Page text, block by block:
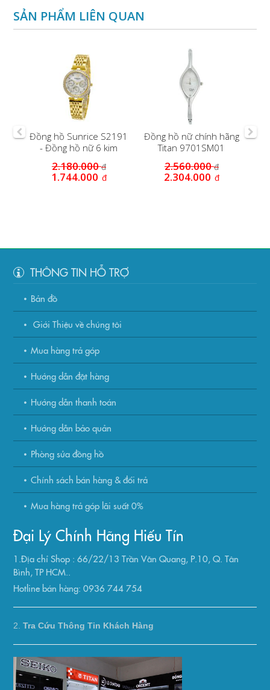
SẢN PHẨM LIÊN QUAN
Đồng hồ Sunrice S2191
- Đồng hồ nữ 6 kim
2.180.000đ
1.744.000 đ
Đồng hồ nữ chính hãng
Titan 9701SM01
2.560.000đ
2.304.000 đ
THÔNG TIN HỖ TRỢ
Bản đồ
Giới Thiệu về chúng tôi
Mua hàng trả góp
Hướng dẫn đặt hàng
Hướng dẫn thanh toán
Hướng dẫn bảo quản
Phòng sửa đồng hồ
Chính sách bán hàng & đổi trả
Mua hàng trả góp lãi suất 0%
Đại Lý Chính Hãng Hiếu Tín
1.Địa chỉ Shop : 66/22/13 Trần Văn Quang, P.10, Q. Tân
Bình, TP HCM..
Hotline bán hàng: 0936 744 754
2.Tra Cứu Thông Tin Khách Hàng